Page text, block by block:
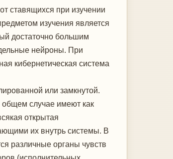
ставящихся при изучении
изучения является
достаточно большим
нейроны. При
кибернетическая система
или замкнутой.
общем случае имеют как
открытая
их внутрь системы. В
различные органы чувств